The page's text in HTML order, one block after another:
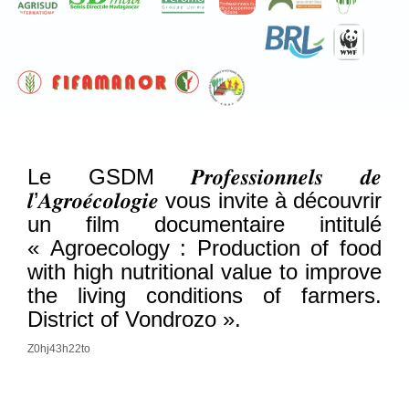
Le GSDM 𝑷𝒓𝒐𝒇𝒆𝒔𝒔𝒊𝒐𝒏𝒏𝒆𝒍𝒔 𝒅𝒆
𝒍’𝑨𝒈𝒓𝒐𝒆́𝒄𝒐𝒍𝒐𝒈𝒊𝒆 vous invite à découvrir
un film documentaire intitulé
« Agroecology : Production of food
with high nutritional value to improve
the living conditions of farmers.
District of Vondrozo ».
Z0hj43h22to